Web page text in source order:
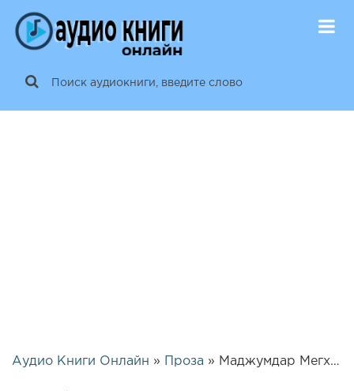
Аудио Книги Онлайн » Проза » Маджумдар Мегха – Сожжение | 26402